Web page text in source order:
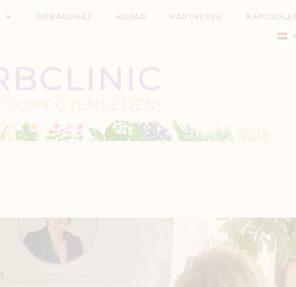
WEBÁRUHÁZ KOSÁR PARTNEREK KAPCSOLAT